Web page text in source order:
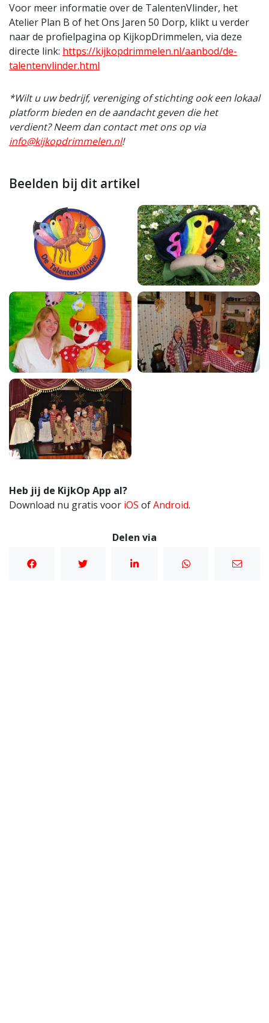
Voor meer informatie over de TalentenVlinder, het
Atelier Plan B of het Ons Jaren 50 Dorp, klikt u verder
naar de profielpagina op KijkopDrimmelen, via deze
directe link: https://kijkopdrimmelen.nl/aanbod/de-
talentenvlinder.html
*Wilt u uw bedrijf, vereniging of stichting ook een lokaal
platform bieden en de aandacht geven die het
verdient? Neem dan contact met ons op via
info@kijkopdrimmelen.nl!
Beelden bij dit artikel
Heb jij de KijkOp App al?
Download nu gratis voor iOS ofAndroid.
Delen via